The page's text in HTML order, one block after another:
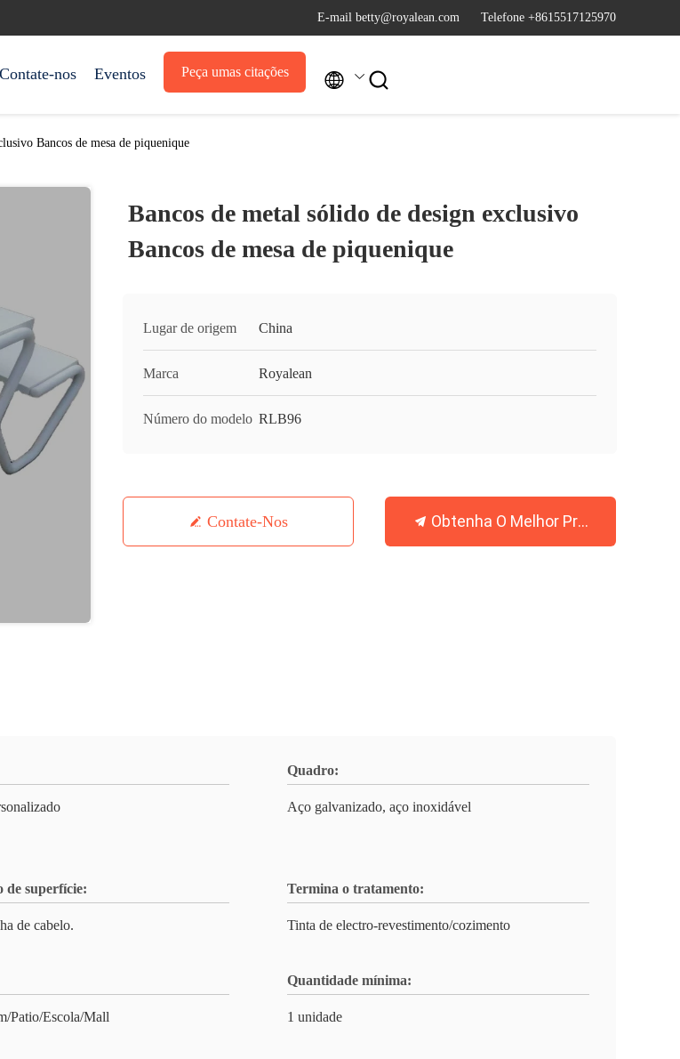
E-mail betty@royalean.com Telefone +8615517125970
Contate-nos Eventos Peça umas citações  
Bancos de mesa de piquenique
Bancos de metal sólido de design exclusivo
Bancos de mesa de piquenique
Lugar de origem China
Marca Royalean
Número do modelo RLB96
Contate-Nos Obtenha O Melhor Preço
Quadro:
Aço galvanizado, aço inoxidável
de superfície:
de cabelo.
Termina o tratamento:
Tinta de electro-revestimento/cozimento
Patio/Escola/Mall
Quantidade mínima:
1 unidade